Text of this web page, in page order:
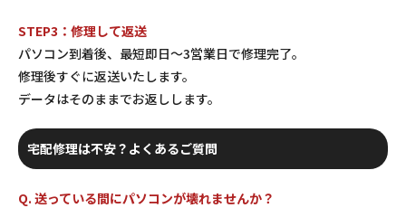
STEP3：修理して返送
パソコン到着後、最短即日〜3営業日で修理完了。
修理後すぐに返送いたします。
データはそのままでお返しします。
宅配修理は不安？よくあるご質問
Q. 送っている間にパソコンが壊れませんか？